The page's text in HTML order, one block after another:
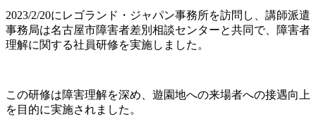
2023/2/20にレゴランド・ジャパン事務所を訪問し、講師派遣
事務局は名古屋市障害者差別相談センターと共同で、障害者
理解に関する社員研修を実施しました。
この研修は障害理解を深め、遊園地への来場者への接遇向上
を目的に実施されました。